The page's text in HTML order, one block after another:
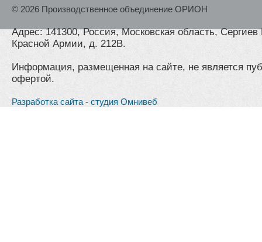
© 2026 Производственное объединение ОРИОН
Адрес: 141300, Россия, Московская область,
Красной Армии, д. 212В.
Информация, размещенная на сайте, не является
офертой.
Разработка сайта - студия Омнивеб